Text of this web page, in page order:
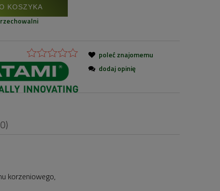
KOSZYKA
poleć znajomemu
dodaj opinię
korzeniowego,